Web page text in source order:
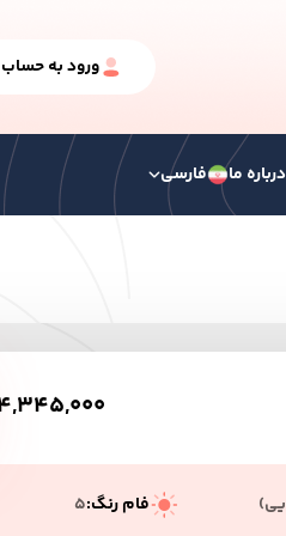
ورود به حساب
درباره ما فارسی
فام رنگ:5